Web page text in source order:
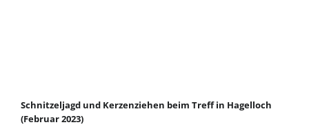
Schnitzeljagd und Kerzenziehen beim Treff in Hagelloch
(Februar 2023)